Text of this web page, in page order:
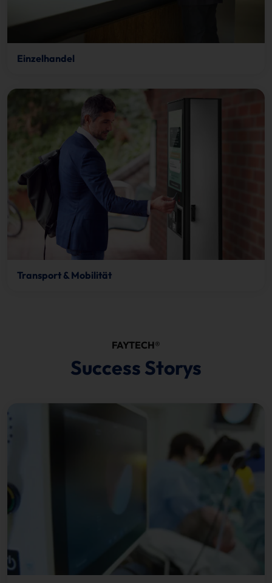
Einzelhandel
Transport & Mobilität
FAYTECH®
Success Storys